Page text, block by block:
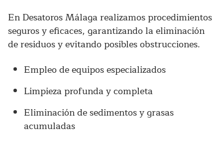
En Desatoros Málaga realizamos procedimientos
seguros y eficaces, garantizando la eliminación
de residuos y evitando posibles obstrucciones.
Empleo de equipos especializados
Limpieza profunda y completa
Eliminación de sedimentos y grasas
acumuladas